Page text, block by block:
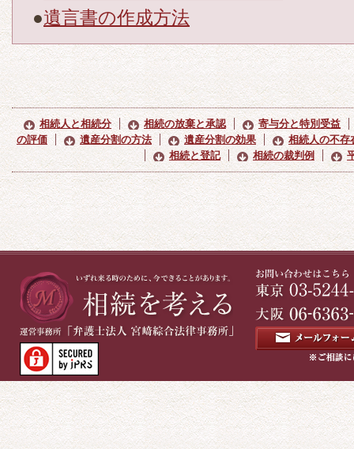
●遺言書の作成方法
相続人と相続分 相続の放棄と承認
寄与分と特別受益
の評価
遺産分割の方法 遺産分割の効果
相続人の不存
相続と登記
相続の裁判例